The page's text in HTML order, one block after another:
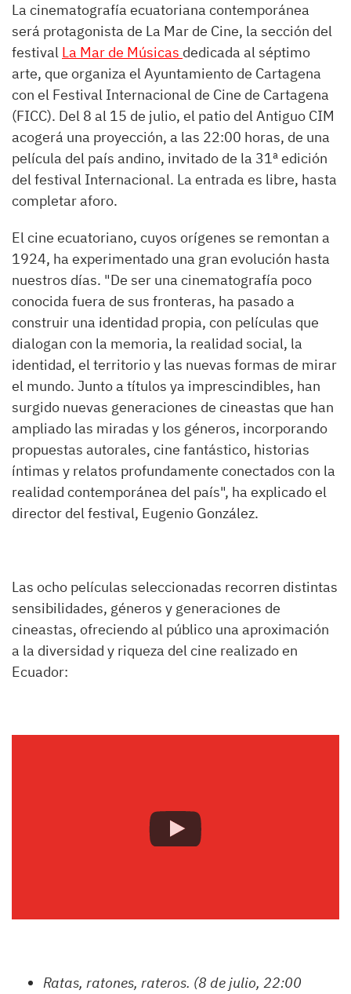
La cinematografía ecuatoriana contemporánea
será protagonista de La Mar de Cine, la sección del
festival La Mar de Músicas dedicada al séptimo
arte, que organiza el Ayuntamiento de Cartagena
con el Festival Internacional de Cine de Cartagena
(FICC). Del 8 al 15 de julio, el patio del Antiguo CIM
acogerá una proyección, a las 22:00 horas, de una
película del país andino, invitado de la 31ª edición
del festival Internacional. La entrada es libre, hasta
completar aforo.
El cine ecuatoriano, cuyos orígenes se remontan a
1924, ha experimentado una gran evolución hasta
nuestros días. "De ser una cinematografía poco
conocida fuera de sus fronteras, ha pasado a
construir una identidad propia, con películas que
dialogan con la memoria, la realidad social, la
identidad, el territorio y las nuevas formas de mirar
el mundo. Junto a títulos ya imprescindibles, han
surgido nuevas generaciones de cineastas que han
ampliado las miradas y los géneros, incorporando
propuestas autorales, cine fantástico, historias
íntimas y relatos profundamente conectados con la
realidad contemporánea del país", ha explicado el
director del festival, Eugenio González.
Las ocho películas seleccionadas recorren distintas
sensibilidades, géneros y generaciones de
cineastas, ofreciendo al público una aproximación
a la diversidad y riqueza del cine realizado en
Ecuador:
Ratas, ratones, rateros. (8 de julio, 22:00